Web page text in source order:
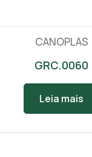
CANOPLAS
GRC.0060
Leia mais